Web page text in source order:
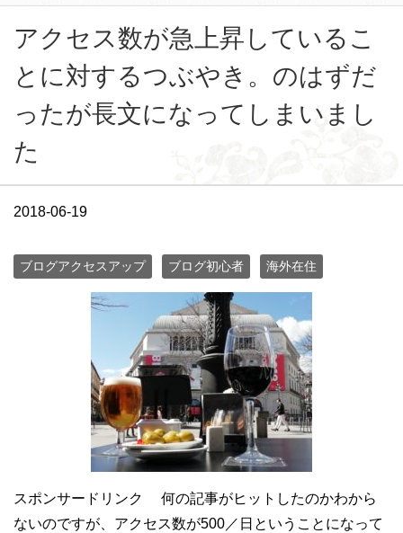
アクセス数が急上昇しているこ
とに対するつぶやき。のはずだ
ったが長文になってしまいまし
た
2018-06-19
ブログアクセスアップ ブログ初心者 海外在住
スポンサードリンク 何の記事がヒットしたのかわから
ないのですが、アクセス数が500／日ということになって